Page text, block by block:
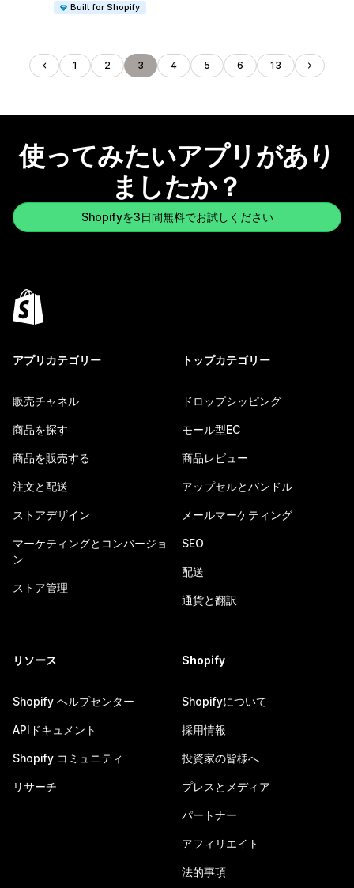
Built for Shopify
1 2 3 4 5 6 13
使ってみたいアプリがあり
ましたか？
Shopifyを3日間無料でお試しください
アプリカテゴリー
販売チャネル
商品を探す
商品を販売する
注文と配送
ストアデザイン
マーケティングとコンバージョ
ン
ストア管理
トップカテゴリー
ドロップシッピング
モール型EC
商品レビュー
アップセルとバンドル
メールマーケティング
SEO
配送
通貨と翻訳
リソース
Shopify ヘルプセンター
APIドキュメント
Shopify コミュニティ
リサーチ
Shopify
Shopifyについて
採用情報
投資家の皆様へ
プレスとメディア
パートナー
アフィリエイト
法的事項